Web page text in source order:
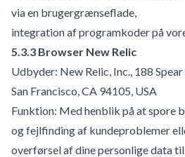
via en brugergrænseflade,
integration af programkoder på
5.3.3 Browser New Relic
Udbyder: New Relic, Inc., 188
San Francisco, CA 94105, USA
Funktion: Med henblik på at spore
og fejlfinding af kundeproblemer
overførsel af dine personlige data